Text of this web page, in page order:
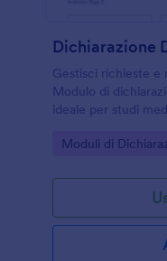
Dichiarazione
Gestisci richieste e
Modulo di
ideale per studi
online.
Go to Category:
Moduli di